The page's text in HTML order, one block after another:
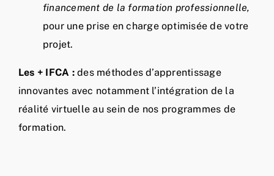
financement de la formation professionnelle,
pour une prise en charge optimisée de votre
projet.
Les + IFCA :des méthodes d’apprentissage
innovantes avec notamment l’intégration de la
réalité virtuelle au sein de nos programmes de
formation.